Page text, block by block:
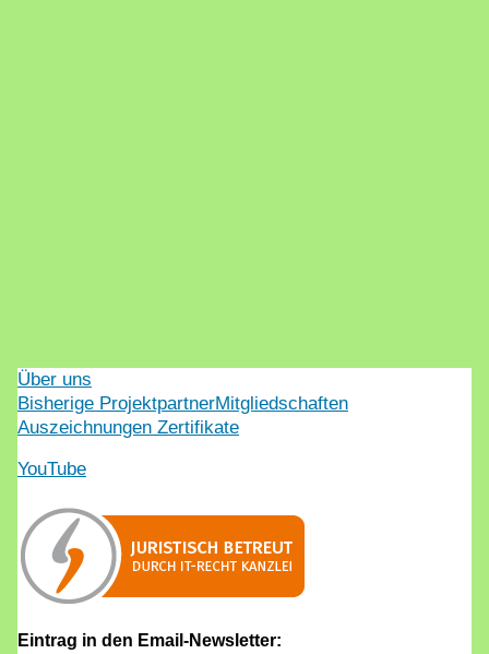
Über uns
Bisherige ProjektpartnerMitgliedschaften
Auszeichnungen Zertifikate
YouTube
Eintrag in den Email-Newsletter: